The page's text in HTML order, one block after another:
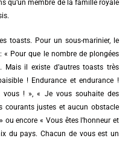
qu’un membre de la famille royale
toasts. Pour un sous-marinier, le
Pour que le nombre de plongées
Mais il existe d’autres toasts très
! Endurance et endurance !
vous ! », « Je vous souhaite des
courants justes et aucun obstacle
encore « Vous êtes l’honneur et
du pays. Chacun de vous est un